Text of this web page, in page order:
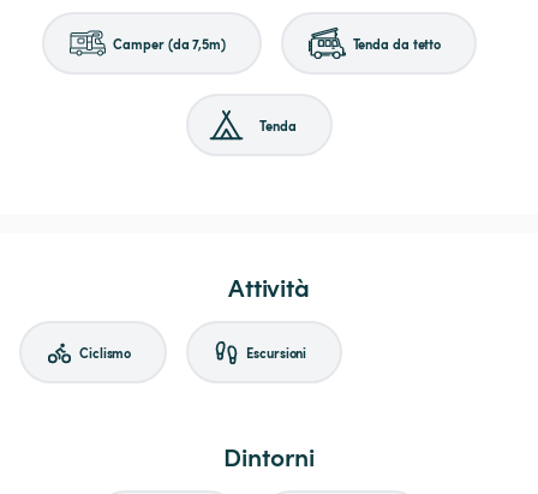
Camper (da 7,5m) Tenda da tetto
Tenda
Attività
Ciclismo Escursioni
Dintorni